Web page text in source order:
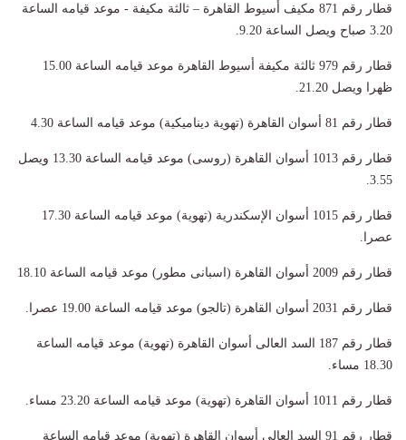
قطار رقم 871 مكيف أسيوط القاهرة – ثالثة مكيفة - موعد قيامه الساعة
3.20 صباح ويصل الساعة 9.20.
قطار رقم 979 ثالثة مكيفة أسيوط القاهرة موعد قيامه الساعة 15.00
ظهرا ويصل 21.20.
قطار رقم 81 أسوان القاهرة (تهوية ديناميكية) موعد قيامه الساعة 4.30
قطار رقم 1013 أسوان القاهرة (روسى) موعد قيامه الساعة 13.30 ويصل
3.55.
قطار رقم 1015 أسوان الإسكندرية (تهوية) موعد قيامه الساعة 17.30
عصرا.
قطار رقم 2009 أسوان القاهرة (اسبانى مطور) موعد قيامه الساعة 18.10
قطار رقم 2031 أسوان القاهرة (تالجو) موعد قيامه الساعة 19.00 عصرا.
قطار رقم 187 السد العالى أسوان القاهرة (تهوية) موعد قيامه الساعة
18.30 مساء.
قطار رقم 1011 أسوان القاهرة (تهوية) موعد قيامه الساعة 23.20 مساء.
قطار رقم 91 السد العالى أسوان القاهرة (تهوية) موعد قيامه الساعة